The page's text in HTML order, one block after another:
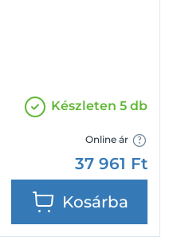
Készleten 5 db
Online ár
37 961 Ft
Kosárba